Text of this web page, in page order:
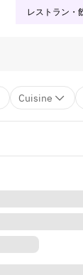
レストラン・
Cuisine